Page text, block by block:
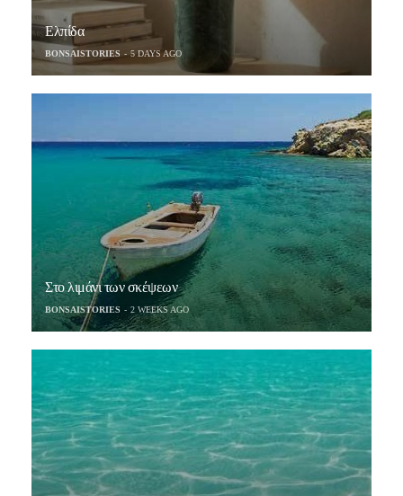
Ελπίδα
BONSAISTORIES 5 DAYS AGO
Στο λιμάνι των σκέψεων
BONSAISTORIES 2 WEEKS AGO